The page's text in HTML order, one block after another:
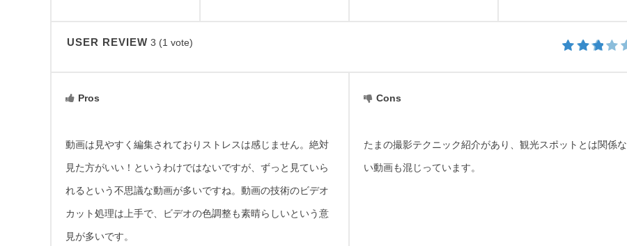
USER REVIEW 3 (1 vote)
Pros
動画は見やすく編集されておりストレスは感じません。絶対
見た方がいい！というわけではないですが、ずっと見ていら
れるという不思議な動画が多いですね。動画の技術のビデオ
カット処理は上手で、ビデオの色調整も素晴らしいという意
見が多いです。
Cons
たまの撮影テクニック紹介があり、観光スポットとは関係な
い動画も混じっています。